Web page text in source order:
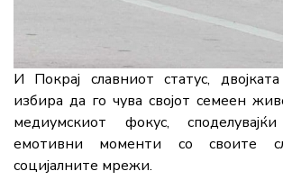
И Покрај славниот статус,
избира да го чува својот семеен
медиумскиот фокус,
емотивни моменти со своите
социјалните мрежи.